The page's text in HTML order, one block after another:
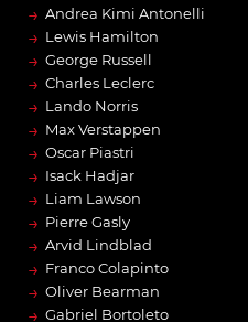
→ Andrea Kimi Antonelli
→ Lewis Hamilton
→ George Russell
→ Charles Leclerc
→ Lando Norris
→ Max Verstappen
→ Oscar Piastri
→ Isack Hadjar
→ Liam Lawson
→ Pierre Gasly
→ Arvid Lindblad
→ Franco Colapinto
→ Oliver Bearman
→ Gabriel Bortoleto